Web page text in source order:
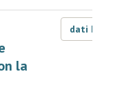
la
dati LOD